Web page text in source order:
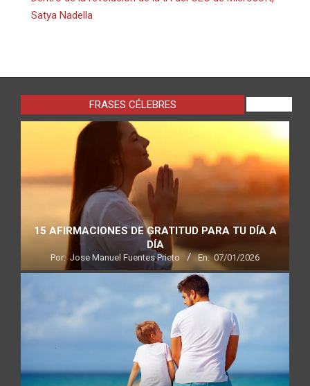
Satya Nadella
FRASES CÉLEBRES
15 AFIRMACIONES DE GRATITUD PARA TU DÍA A
DÍA
Por: Jose Manuel Fuentes Prieto En: 07/01/2026